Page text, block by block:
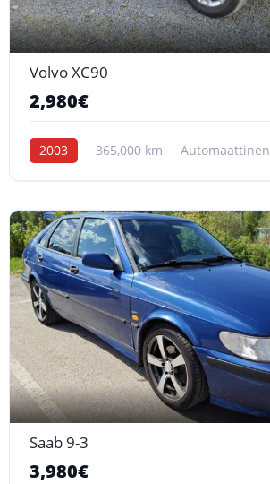
Volvo XC90
2,980€
2003 365,000 km Automaattinen
Saab 9-3
3,980€